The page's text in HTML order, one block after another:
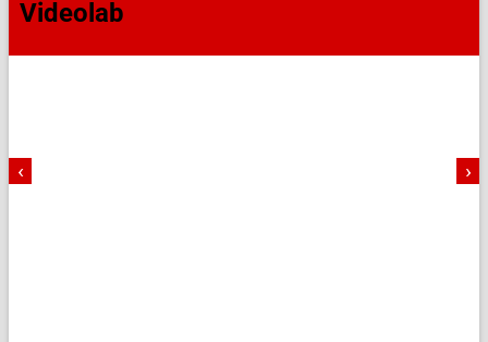
Videolab
‹ ›